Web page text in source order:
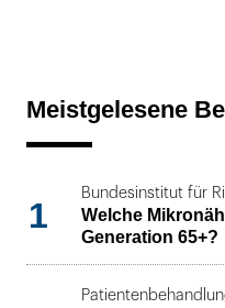
Meistgelesene
1
Bundesinstitut für
Welche
Generation 65+?